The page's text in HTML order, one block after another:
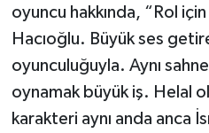
oyuncu hakkında, “Rol
Hacıoğlu. Büyük ses
oyunculuğuyla. Aynı
oynamak büyük iş. Helal
karakteri aynı anda anca